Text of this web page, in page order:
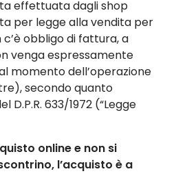
effettuata dagli shop
per legge alla vendita per
obbligo di fattura, a
venga espressamente
momento dell’operazione
secondo quanto
D.P.R. 633/1972 (“Legge
online e non si
l’acquisto è a